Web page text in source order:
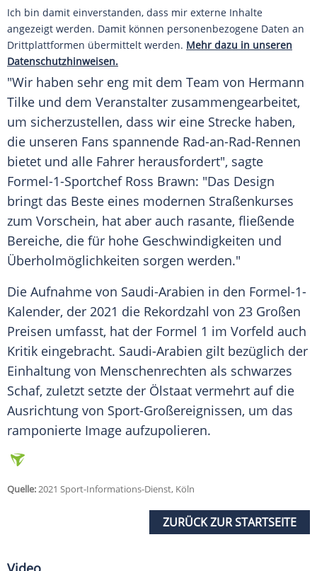
Ich bin damit einverstanden, dass mir externe Inhalte
angezeigt werden. Damit können personenbezogene Daten an
Drittplattformen übermittelt werden. Mehr dazu in unseren
Datenschutzhinweisen.
"Wir haben sehr eng mit dem Team von Hermann
Tilke und dem Veranstalter zusammengearbeitet,
um sicherzustellen, dass wir eine Strecke haben,
die unseren Fans spannende Rad-an-Rad-Rennen
bietet und alle Fahrer herausfordert", sagte
Formel-1-Sportchef Ross Brawn: "Das Design
bringt das Beste eines modernen Straßenkurses
zum Vorschein, hat aber auch rasante, fließende
Bereiche, die für hohe Geschwindigkeiten und
Überholmöglichkeiten sorgen werden."
Die Aufnahme von Saudi-Arabien in den Formel-1-
Kalender, der 2021 die Rekordzahl von 23 Großen
Preisen umfasst, hat der Formel 1 im Vorfeld auch
Kritik eingebracht. Saudi-Arabien gilt bezüglich der
Einhaltung von Menschenrechten als schwarzes
Schaf, zuletzt setzte der Ölstaat vermehrt auf die
Ausrichtung von Sport-Großereignissen, um das
ramponierte Image aufzupolieren.
Quelle:2021 Sport-Informations-Dienst, Köln
ZURÜCK ZUR STARTSEITE